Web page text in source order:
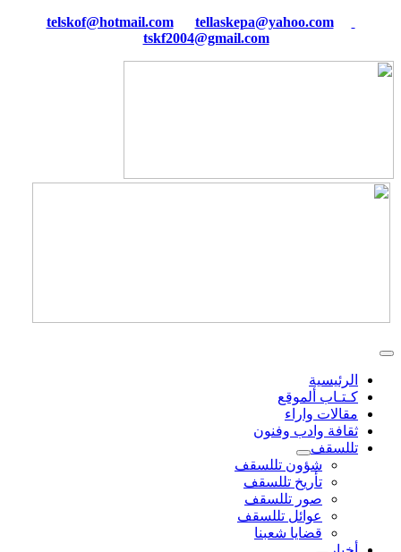
tellaskepa@yahoo.com
tskf2004@gmail.com
الرئيسية
كـتـاب ألموقع
مقالات واراء
ثقافة وادب وفنون
تللسقف
شؤون تللسقف
تأريخ تللسقف
صور تللسقف
عوائل تللسقف
قضايا شعبنا